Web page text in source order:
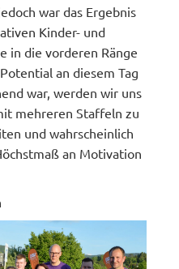
war das Ergebnis
Kinder- und
in die vorderen Ränge
an diesem Tag
war, werden wir uns
mehreren Staffeln zu
und wahrscheinlich
an Motivation